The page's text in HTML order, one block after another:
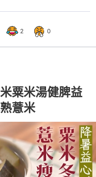
2 0
粟米湯健脾益
薏米